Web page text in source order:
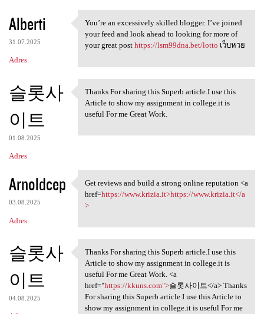
Alberti
31.07.2025
Adres
You’re an excessively skilled
You’re an excessively skilled blogger. I’ve joined
your feed and look ahead to looking for more of
your great post https://lsm99dna.bet/lotto เว็บหวย
슬롯사
이트
01.08.2025
Adres
Thanks For sharing this
Thanks For sharing this Superb article.I use this
Article to show my assignment in college.it is
useful For me Great Work.
Arnoldcep
03.08.2025
Adres
Get reviews and build a
Get reviews and build a strong online reputation <a
href=https://www.krizia.it>https://www.krizia.it</a
>
슬롯사
이트
04.08.2025
Thanks For sharing this
Thanks For sharing this Superb article.I use this
Article to show my assignment in college.it is
useful For me Great Work. <a
href="https://kkuns.com">슬롯사이트</a> Thanks
For sharing this Superb article.I use this Article to
show my assignment in college.it is useful For me